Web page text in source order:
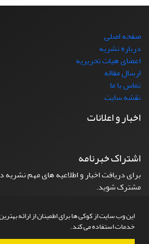
این وب سایت از کوکی ها برای اطمینان از ارائه
خدمات استفاده می کند.
صفحه اصلی
درباره نشریه
اعضای هیات تحریریه
ارسال مقاله
تماس با ما
نقشه سایت
اخبار و اعلانات
اشتراک خبرنامه
برای دریافت اخبار و اطلاعیه های مهم نشریه
مشترک شوید.